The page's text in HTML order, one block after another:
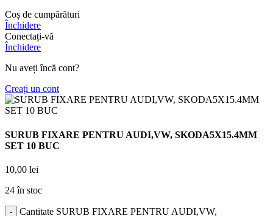
Coș de cumpărături
Închidere
Conectați-vă
Închidere
Nu aveți încă cont?
Creați un cont
SURUB FIXARE PENTRU AUDI,VW, SKODA5X15.4MM
SET 10 BUC
10,00 lei
24 în stoc
Cantitate SURUB FIXARE PENTRU AUDI,VW,